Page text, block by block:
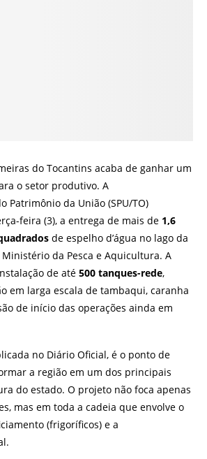
do Tocantins acaba de ganhar um
o setor produtivo. A
Patrimônio da União (SPU/TO)
feira (3), a entrega de mais de 1,6
de espelho d’água no lago da
Ministério da Pesca e Aquicultura. A
de até 500 tanques-rede,
em larga escala de tambaqui, caranha
de início das operações ainda em
no Diário Oficial, é o ponto de
a região em um dos principais
do estado. O projeto não foca apenas
mas em toda a cadeia que envolve o
(frigoríficos) e a